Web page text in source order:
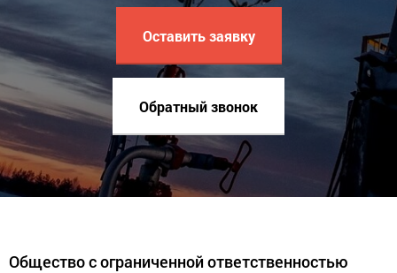
Оставить заявку
Обратный звонок
Общество с ограниченной ответственностью